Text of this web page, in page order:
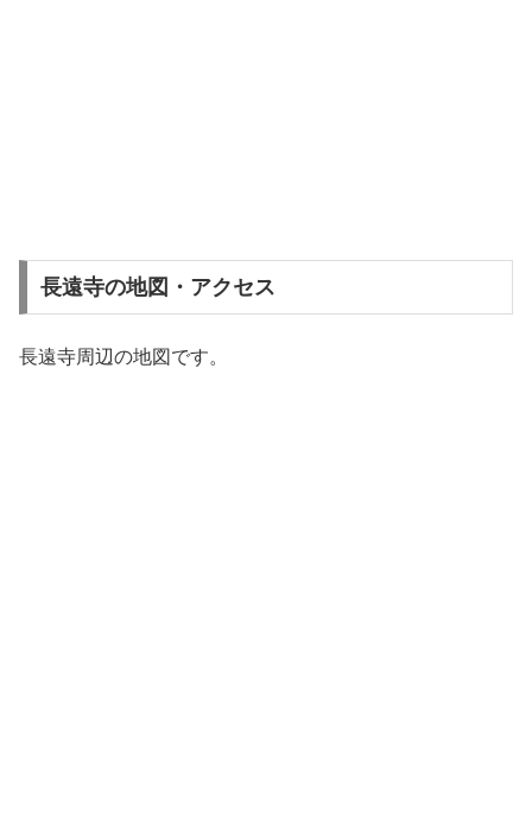
長遠寺の地図・アクセス
長遠寺周辺の地図です。